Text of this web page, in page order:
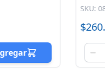
SKU: